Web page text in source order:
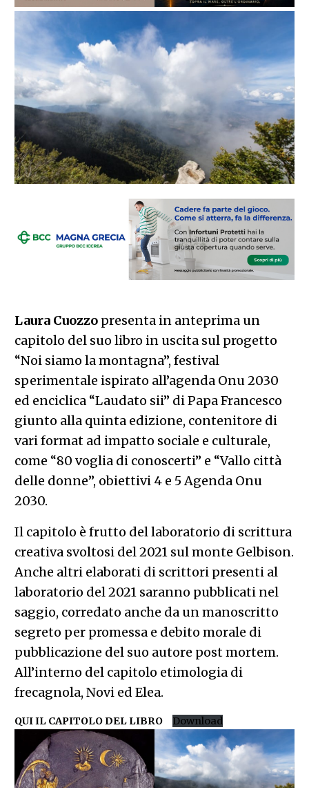
Laura Cuozzopresenta in anteprima un
capitolo del suo libro in uscita sul progetto
“Noi siamo la montagna”, festival
sperimentale ispirato all’agenda Onu 2030
ed enciclica “Laudato sii” di Papa Francesco
giunto alla quinta edizione, contenitore di
vari format ad impatto sociale e culturale,
come “80 voglia di conoscerti” e “Vallo città
delle donne”, obiettivi 4 e 5 Agenda Onu
2030.
Il capitolo è frutto del laboratorio di scrittura
creativa svoltosi del 2021 sul monte Gelbison.
Anche altri elaborati di scrittori presenti al
laboratorio del 2021 saranno pubblicati nel
saggio, corredato anche da un manoscritto
segreto per promessa e debito morale di
pubblicazione del suo autore post mortem.
All’interno del capitolo etimologia di
frecagnola, Novi ed Elea.
QUI IL CAPITOLO DEL LIBRO Download